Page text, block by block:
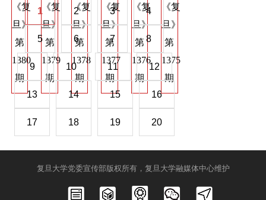
《复
旦》
第
1380
期
《复
旦》
第
1379
期
《复
旦》
第
1378
期
《复
旦》
第
1377
期
《复
旦》
第
1376
期
《复
旦》
第
1375
期
1 2 3 4
5 6 7 8
9 10 11 12
13 14 15 16
17 18 19 20
复旦大学党委宣传部版权所有，复旦大学融媒体中心维护